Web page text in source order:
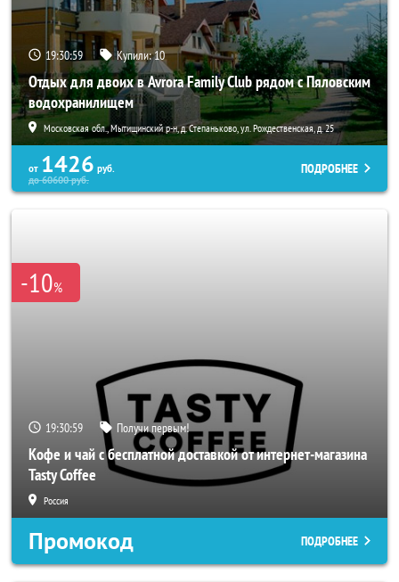
19:30:56 Купили:10
Отдых для двоих в Avrora Family Club рядом с Пяловским
водохранилищем
Московская обл., Мытищинский р-н, д. Степаньково, ул. Рождественская, д. 25
от 1426 руб.
до60600руб.
ПОДРОБНЕЕ
-10%
19:30:56 Получи первым!
Кофе и чай с бесплатной доставкой от интернет-магазина
Tasty Coffee
Россия
Промокод ПОДРОБНЕЕ